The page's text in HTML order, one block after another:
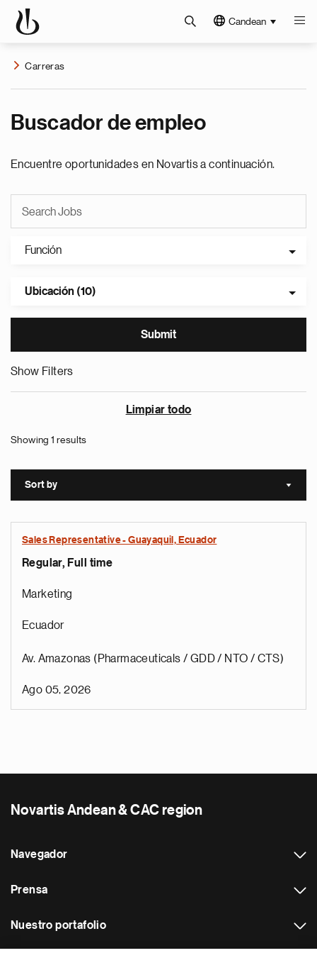
Candean
Carreras
Buscador de empleo
Encuentre oportunidades en Novartis a continuación.
Función
Ubicación (10)
Show Filters
Limpiar todo
Showing 1 results
Sort by Sort
Sales Representative - Guayaquil, Ecuador
Regular, Full time
Marketing
Ecuador
Av. Amazonas (Pharmaceuticals / GDD / NTO / CTS)
Ago 05, 2026
Novartis Andean & CAC region
Navegador
Prensa
Nuestro portafolio